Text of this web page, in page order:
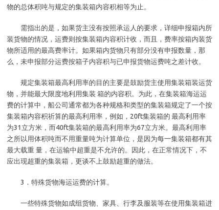
物的总体积吨与规定的集装箱内容积相等为止。
需指出的是，如果货主没有按照承运人的要求，详细申报箱内所
装货物的情况，运费则按集装箱内容积计收，而且，费率按箱内装货
物所适用的最高费率计。如果箱内货物只有部分没有申报数量，那
么，未申报部分运费按箱子内容积与已申报货物运费吨之差计收。
规定集装箱最高利用率的目的主要是鼓励货主使用集装箱装运货
物，并能最大限度地利用集装 箱的内容积。为此，在集装箱海运运
费的计算中，船公司通常都为各种规格和类型的集装箱规定了一个按
集装箱内容积祈算的最高利用率，例如，20ft集装箱的 最高利用率
为31立方米，而40ft集装箱的最高利用率为67立方米。最高利用率
之所以用体积吨而不用重量吨为计算单位，是因为每一集装箱都有其
最大载重 量，在运输中超重是不允许的。因此，在正常情况下，不
应出现超重的集装箱，更谈不上鼓励超重的做法。
3．特殊货物海运运费的计算。
一些特殊货物如成组货物、家具、行李及服装等在使用集装箱进